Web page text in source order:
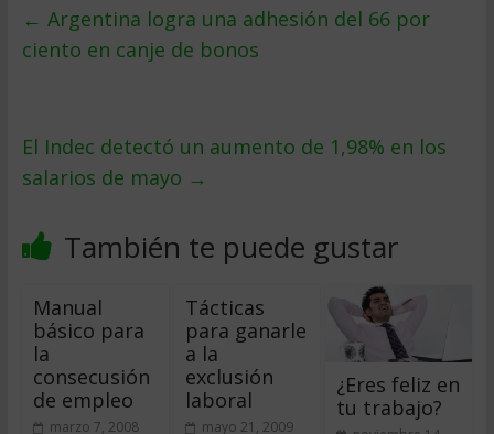
← Argentina logra una adhesión del 66 por
ciento en canje de bonos
El Indec detectó un aumento de 1,98% en los
salarios de mayo →
También te puede gustar
Manual
básico para
la
consecusión
de empleo
marzo 7, 2008
Tácticas
para ganarle
a la
exclusión
laboral
mayo 21, 2009
¿Eres feliz en
tu trabajo?